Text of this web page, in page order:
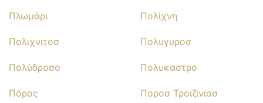
Πλωμάρι Πολίχνη
Πολιχνιτοσ Πολυγυροσ
Πολύδροσο Πολυκαστρο
Πόρος Ποροσ Τροιζινιασ